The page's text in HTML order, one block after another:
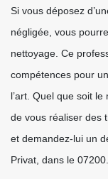
Si vous déposez
négligée, vous
nettoyage. Ce
compétences pour
l’art. Quel que soit
de vous réaliser des
et demandez-lui un
Privat, dans le 07200.